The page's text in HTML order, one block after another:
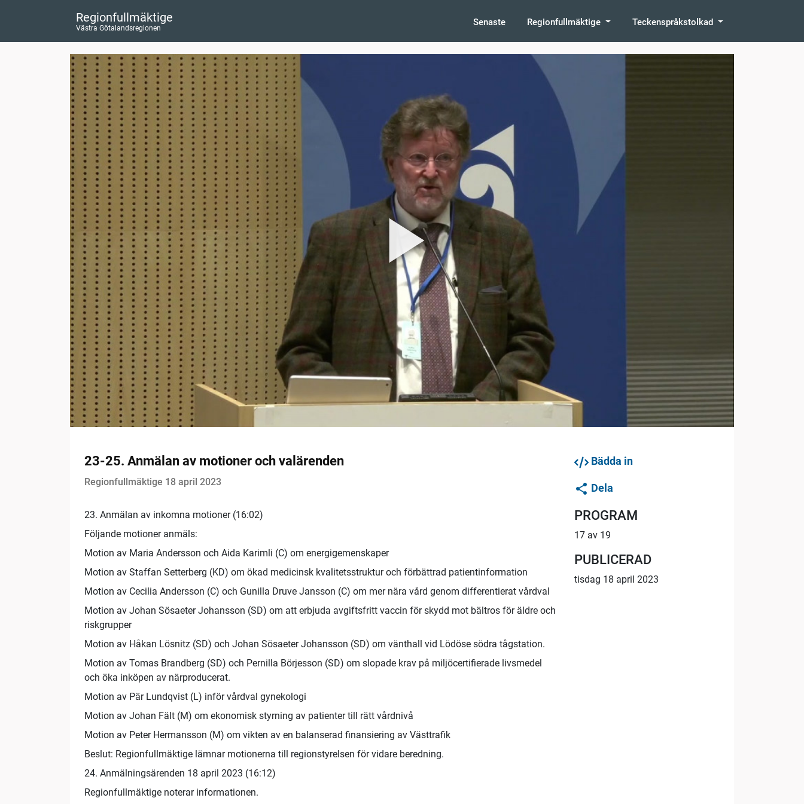
Regionfullmäktige
Västra Götalandsregionen
Senaste Regionfullmäktige Teckenspråkstolkad
23-25. Anmälan av motioner och valärenden
Regionfullmäktige 18 april 2023
23. Anmälan av inkomna motioner (16:02)
Följande motioner anmäls:
Motion av Maria Andersson och Aida Karimli (C) om energigemenskaper
Motion av Staffan Setterberg (KD) om ökad medicinsk kvalitetsstruktur och förbättrad patientinformation
Motion av Cecilia Andersson (C) och Gunilla Druve Jansson (C) om mer nära vård genom differentierat vårdval
Motion av Johan Sösaeter Johansson (SD) om att erbjuda avgiftsfritt vaccin för skydd mot bältros för äldre och
riskgrupper
Motion av Håkan Lösnitz (SD) och Johan Sösaeter Johansson (SD) om vänthall vid Lödöse södra tågstation.
Motion av Tomas Brandberg (SD) och Pernilla Börjesson (SD) om slopade krav på miljöcertifierade livsmedel
och öka inköpen av närproducerat.
Motion av Pär Lundqvist (L) inför vårdval gynekologi
Motion av Johan Fält (M) om ekonomisk styrning av patienter till rätt vårdnivå
Motion av Peter Hermansson (M) om vikten av en balanserad finansiering av Västtrafik
Beslut: Regionfullmäktige lämnar motionerna till regionstyrelsen för vidare beredning.
24. Anmälningsärenden 18 april 2023 (16:12)
Regionfullmäktige noterar informationen.
Bädda in
Dela
PROGRAM
17 av 19
PUBLICERAD
tisdag 18 april 2023